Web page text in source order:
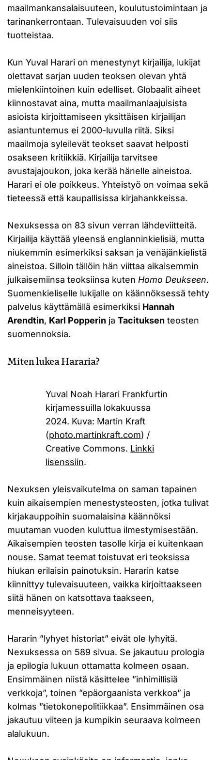
maailmankansalaisuuteen, koulutustoimintaan ja
tarinankerrontaan. Tulevaisuuden voi siis
tuotteistaa.
Kun Yuval Harari on menestynyt kirjailija, lukijat
olettavat sarjan uuden teoksen olevan yhtä
mielenkiintoinen kuin edelliset. Globaalit aiheet
kiinnostavat aina, mutta maailmanlaajuisista
asioista kirjoittamiseen yksittäisen kirjailijan
asiantuntemus ei 2000-luvulla riitä. Siksi
maailmoja syleilevät teokset saavat helposti
osakseen kritiikkiä. Kirjailija tarvitsee
avustajajoukon, joka kerää hänelle aineistoa.
Harari ei ole poikkeus. Yhteistyö on voimaa sekä
tieteessä että kaupallisissa kirjahankkeissa.
Nexuksessa on 83 sivun verran lähdeviitteitä.
Kirjailija käyttää yleensä englanninkielisiä, mutta
niukemmin esimerkiksi saksan ja venäjänkielistä
aineistoa. Silloin tällöin hän viittaa aikaisemmin
julkaisemiinsa teoksiinsa kuten Homo Deukseen.
Suomenkieliselle lukijalle on käännöksessä tehty
palvelus käyttämällä esimerkiksi Hannah
Arendtin, Karl Popperin ja Tacituksen teosten
suomennoksia.
Miten lukea Hararia?
Yuval Noah Harari Frankfurtin
kirjamessuilla lokakuussa
2024. Kuva: Martin Kraft
(photo.martinkraft.com) /
Creative Commons. Linkki
lisenssiin.
Nexuksen yleisvaikutelma on saman tapainen
kuin aikaisempien menestysteosten, jotka tulivat
kirjakauppoihin suomalaisina käännöksi
muutaman vuoden kuluttua ilmestymisestään.
Aikaisempien teosten tasolle kirja ei kuitenkaan
nouse. Samat teemat toistuvat eri teoksissa
hiukan erilaisin painotuksin. Hararin katse
kiinnittyy tulevaisuuteen, vaikka kirjoittaakseen
siitä hänen on katsottava taakseen,
menneisyyteen.
Hararin ”lyhyet historiat” eivät ole lyhyitä.
Nexuksessa on 589 sivua. Se jakautuu prologia
ja epilogia lukuun ottamatta kolmeen osaan.
Ensimmäinen niistä käsittelee ”inhimillisiä
verkkoja”, toinen ”epäorgaanista verkkoa” ja
kolmas ”tietokonepolitiikkaa”. Ensimmäinen osa
jakautuu viiteen ja kumpikin seuraava kolmeen
alalukuun.